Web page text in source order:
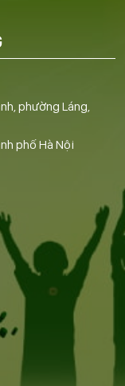
phường Láng,
phố Hà Nội